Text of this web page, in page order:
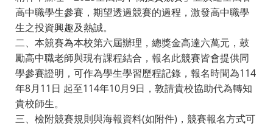
高中職學生參賽，期望透過競賽的過程，激發高中職學
生之投資興趣及熱誠。
二、本競賽為本校第六屆辦理，總獎金高達六萬元，鼓
勵高中職老師與現有課程結合，報名此競賽皆會提供同
學參賽證明，可作為學生學習歷程記錄，報名時間為114
年8月11日 起至114年10月9日，敦請貴校協助代為轉知
貴校師生。
三、檢附競賽規則與海報資料(如附件)，競賽報名方式可